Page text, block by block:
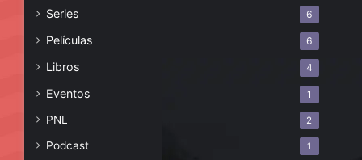
Series 6
Películas 6
Libros 4
Eventos 1
PNL 2
Podcast 1